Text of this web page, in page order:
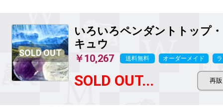
いろいろペンダントトップ
キュウ
￥10,267 送料無料 オーダーメイド
SOLD OUT...